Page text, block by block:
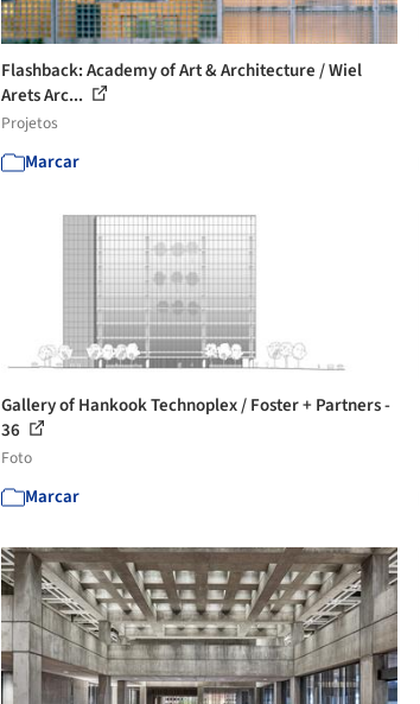
Flashback: Academy of Art & Architecture / Wiel
Arets Arc...
Projetos
Marcar
Gallery of Hankook Technoplex / Foster + Partners -
36
Foto
Marcar